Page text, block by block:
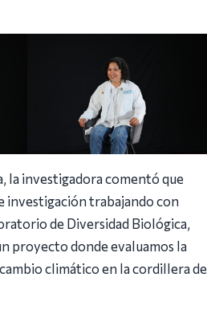
la investigadora comentó que
investigación trabajando con
de Diversidad Biológica,
proyecto donde evaluamos la
climático en la cordillera de